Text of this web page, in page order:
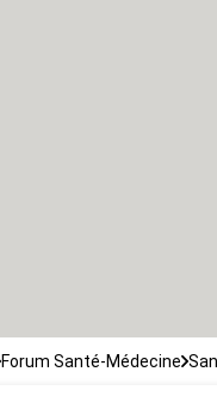
Forum Santé-Médecine